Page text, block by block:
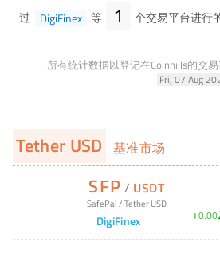
过 DigiFinex 等 1 个交易平台进行
所有统计数据以登记在Coinhills的交
Fri, 07 Aug
Tether USD 基准市场
SFP / USDT
SafePal/Tether USD
DigiFinex +0.00